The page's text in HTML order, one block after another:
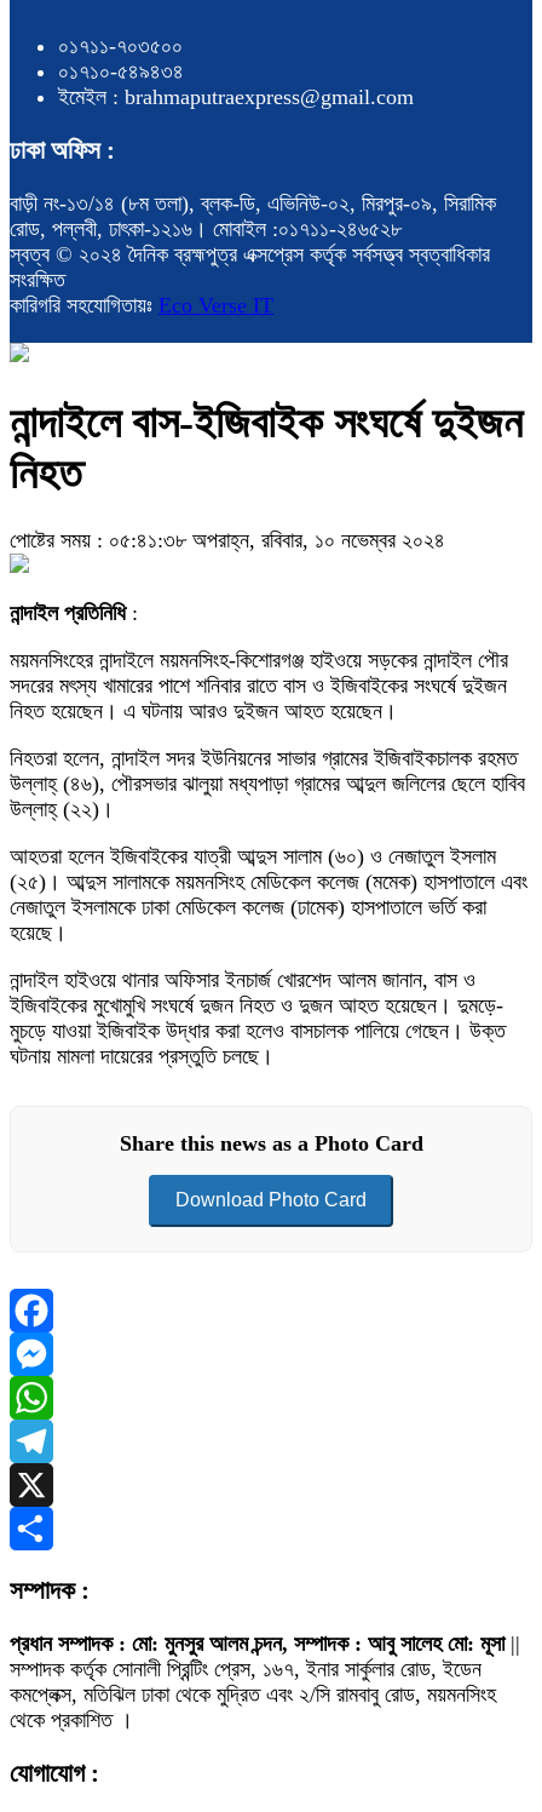
০১৭১১-৭০৩৫০০
০১৭১০-৫৪৯৪৩৪
ইমেইল : brahmaputraexpress@gmail.com
ঢাকা অফিস :
বাড়ী নং-১৩/১৪ (৮ম তলা), ব্লক-ডি, এভিনিউ-০২, মিরপুর-০৯, সিরামিক
রোড, পল্লবী, ঢাৎকা-১২১৬। মোবাইল :০১৭১১-২৪৬৫২৮
স্বত্ব © ২০২৪ দৈনিক ব্রহ্মপুত্র এক্সপ্রেস কর্তৃক সর্বসত্ত্ব স্বত্বাধিকার
সংরক্ষিত
কারিগরি সহযোগিতায়ঃ Eco Verse IT
নান্দাইলে বাস-ইজিবাইক সংঘর্ষে দুইজন
নিহত
পোষ্টের সময় : ০৫:৪১:৩৮ অপরাহ্ন, রবিবার, ১০ নভেম্বর ২০২৪
নান্দাইল প্রতিনিধি:
ময়মনসিংহের নান্দাইলে ময়মনসিংহ-কিশোরগঞ্জ হাইওয়ে সড়কের নান্দাইল পৌর
সদরের মৎস্য খামারের পাশে শনিবার রাতে বাস ও ইজিবাইকের সংঘর্ষে দুইজন
নিহত হয়েছেন। এ ঘটনায় আরও দুইজন আহত হয়েছেন।
নিহতরা হলেন, নান্দাইল সদর ইউনিয়নের সাভার গ্রামের ইজিবাইকচালক রহমত
উল্লাহ্ (৪৬), পৌরসভার ঝালুয়া মধ্যপাড়া গ্রামের আব্দুল জলিলের ছেলে হাবিব
উল্লাহ্ (২২)।
আহতরা হলেন ইজিবাইকের যাত্রী আব্দুস সালাম (৬০) ও নেজাতুল ইসলাম
(২৫)। আব্দুস সালামকে ময়মনসিংহ মেডিকেল কলেজ (মমেক) হাসপাতালে এবং
নেজাতুল ইসলামকে ঢাকা মেডিকেল কলেজ (ঢামেক) হাসপাতালে ভর্তি করা
হয়েছে।
নান্দাইল হাইওয়ে থানার অফিসার ইনচার্জ খোরশেদ আলম জানান, বাস ও
ইজিবাইকের মুখোমুখি সংঘর্ষে দুজন নিহত ও দুজন আহত হয়েছেন। দুমড়ে-
মুচড়ে যাওয়া ইজিবাইক উদ্ধার করা হলেও বাসচালক পালিয়ে গেছেন। উক্ত
ঘটনায় মামলা দায়েরের প্রস্তুতি চলছে।
Share this news as a Photo Card
Download Photo Card
Facebook
Messenger
WhatsApp
Telegram
X
সম্পাদক :
প্রধান সম্পাদক : মো: মুনসুর আলম চন্দন, সম্পাদক : আবু সালেহ মো: মূসা||
সম্পাদক কর্তৃক সোনালী প্রিন্টিং প্রেস, ১৬৭, ইনার সার্কুলার রোড, ইডেন
কমপ্লেক্স, মতিঝিল ঢাকা থেকে মুদ্রিত এবং ২/সি রামবাবু রোড, ময়মনসিংহ
থেকে প্রকাশিত ।
যোগাযোগ :